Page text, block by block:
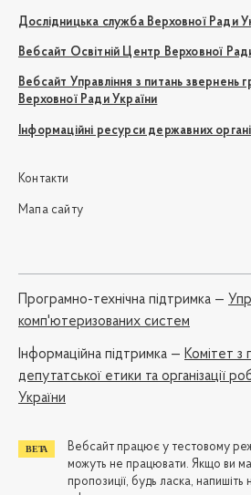
Дослідницька служба Верховної Ради
Вебсайт Освітній Центр Верховної
Вебсайт Управління з питань звернень
Верховної Ради України
Інформаційні ресурси державних
Контакти
Мапа сайту
Програмно-технічна підтримка —
комп'ютеризованих систем
Iнформаційна підтримка — Комітет з
депутатської етики та організації
України
Вебсайт працює у тестовому
можуть не працювати. Якщо ви
пропозиції, будь ласка, напишіть